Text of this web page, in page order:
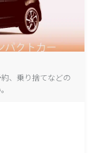
、乗り捨てなどの